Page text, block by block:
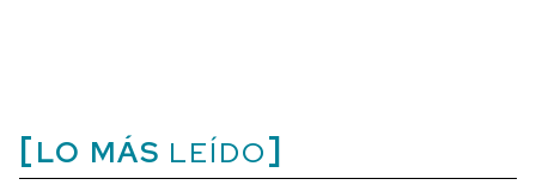
LO MÁS LEÍDO